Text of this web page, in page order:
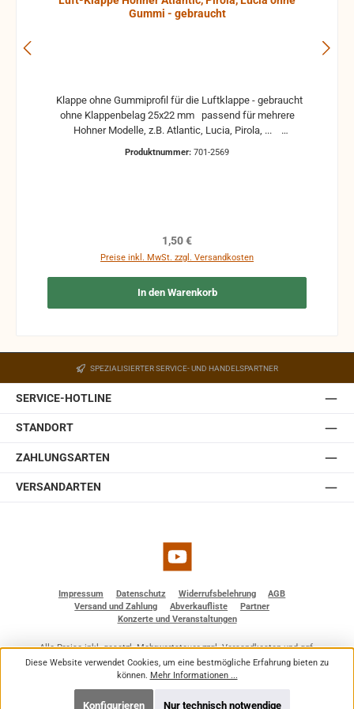
Gummi - gebraucht
ohne Klappenbelag 25x22 mm passend für mehrere
Hohner Modelle, z.B. Atlantic, Lucia, Pirola, ...
Funktion nicht mehr gewährleistet werden und die
Produktnummer: 701-2569
Regulärer Preis:
1,50 €
Preise inkl. MwSt. zzgl. Versandkosten
In den Warenkorb
SPEZIALISIERTER SERVICE- UND HANDELSPARTNER
SERVICE-HOTLINE
STANDORT
ZAHLUNGSARTEN
VERSANDARTEN
YouTube
Impressum Datenschutz Widerrufsbelehrung
AGB
Versand und Zahlung
Abverkaufliste
Partner
Konzerte und Veranstaltungen
Alle Preise inkl. gesetzl. Mehrwertsteuer zzgl.Versandkostenund ggf.
Nachnahmegebühren, wenn nicht anders angegeben.
© 2026 BF - Dienstleistungen - Alle Rechte vorbehalten. Theme by
Diese Website verwendet Cookies, um eine bestmögliche Erfahrung bieten zu
können. Mehr Informationen ...
Nur technisch notwendige
Konfigurieren